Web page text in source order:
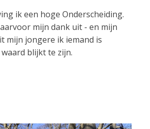
ik een hoge Onderscheiding.
mijn dank uit - en mijn
mijn jongere ik iemand is
blijkt te zijn.